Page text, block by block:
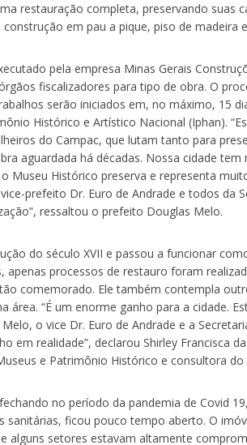
restauração completa, preservando suas
em pau a pique, piso de madeira
pela empresa Minas Gerais
fiscalizadores para tipo de obra. O
serão iniciados em, no máximo, 15
Histórico e Artístico Nacional (Iphan).
do Campac, que lutam tanto para
aguardada há décadas. Nossa cidade
Museu Histórico preserva e representa
prefeito Dr. Euro de Andrade e todos da
ressaltou o prefeito Douglas Melo.
do século XVII e passou a funcionar
apenas processos de restauro foram
comemorado. Ele também contempla
área. “É um enorme ganho para a cidade.
o vice Dr. Euro de Andrade e a
em realidade”, declarou Shirley Francisca
e Patrimônio Histórico e consultora do
no período da pandemia de Covid
sanitárias, ficou pouco tempo aberto. O
alguns setores estavam altamente